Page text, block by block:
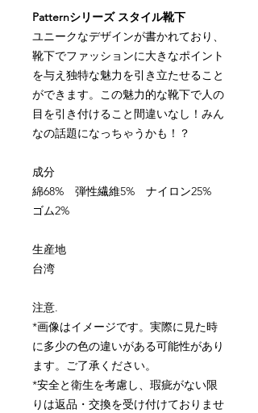
Patternシリーズ スタイル靴下
ユニークなデザインが書かれており、
靴下でファッションに大きなポイント
を与え独特な魅力を引き立たせること
ができます。この魅力的な靴下で人の
目を引き付けること間違いなし！みん
なの話題になっちゃうかも！？
成分
綿68% 弾性繊維5% ナイロン25%
ゴム2%
生産地
台湾
注意.
*画像はイメージです。実際に見た時
に多少の色の違いがある可能性があり
ます。ご了承ください。
*安全と衛生を考慮し、瑕疵がない限
りは返品・交換を受け付けておりませ